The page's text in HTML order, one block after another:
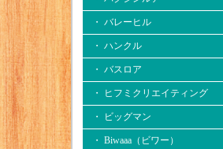
・ バレーヒル
・ ハンクル
・ バスロア
・ ヒフミクリエイティング
・ ビッグマン
・ Biwaaa（ビワー）